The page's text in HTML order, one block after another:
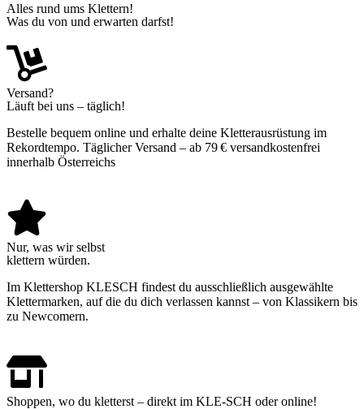
Alles rund ums Klettern!
Was du von und erwarten darfst!
Versand?
Läuft bei uns – täglich!
Bestelle bequem online und erhalte deine Kletterausrüstung im
Rekordtempo. Täglicher Versand – ab 79 € versandkostenfrei
innerhalb Österreichs
Nur, was wir selbst
klettern würden.
Im Klettershop KLESCH findest du ausschließlich ausgewählte
Klettermarken, auf die du dich verlassen kannst – von Klassikern bis
zu Newcomern.
Shoppen, wo du kletterst – direkt im KLE-SCH oder online!